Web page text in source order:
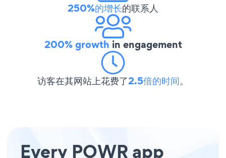
250%的增长的联系人
200% growth in engagement
访客在其网站上花费了2.5倍的时间。
Every POWR app